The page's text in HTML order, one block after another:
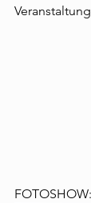
FOTOSHOW: